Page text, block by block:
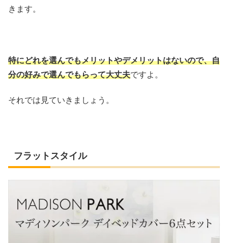
きます。
特にどれを選んでもメリットやデメリットはないので、自
分の好みで選んでもらって大丈夫ですよ。
それでは見ていきましょう。
フラットスタイル